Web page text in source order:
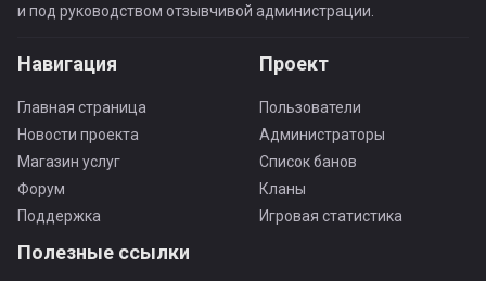
и под руководством отзывчивой администрации.
Навигация
Главная страница
Новости проекта
Магазин услуг
Форум
Поддержка
Проект
Пользователи
Администраторы
Список банов
Кланы
Игровая статистика
Полезные ссылки